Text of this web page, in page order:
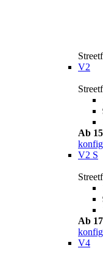
V2
Ab
V2 S
Ab
V4